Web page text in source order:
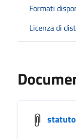
Formati
Licenza di